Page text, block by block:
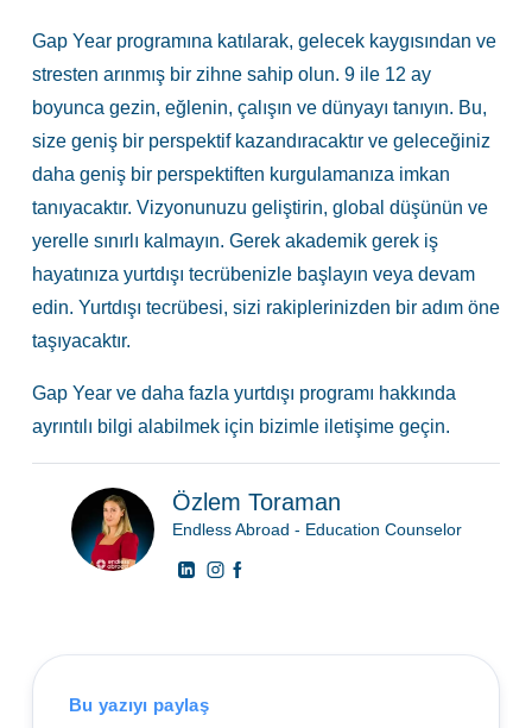
Gap Year programına katılarak, gelecek kaygısından ve
stresten arınmış bir zihne sahip olun. 9 ile 12 ay
boyunca gezin, eğlenin, çalışın ve dünyayı tanıyın. Bu,
size geniş bir perspektif kazandıracaktır ve geleceğiniz
daha geniş bir perspektiften kurgulamanıza imkan
tanıyacaktır. Vizyonunuzu geliştirin, global düşünün ve
yerelle sınırlı kalmayın. Gerek akademik gerek iş
hayatınıza yurtdışı tecrübenizle başlayın veya devam
edin. Yurtdışı tecrübesi, sizi rakiplerinizden bir adım öne
taşıyacaktır.
Gap Year ve daha fazla yurtdışı programı hakkında
ayrıntılı bilgi alabilmek için bizimle iletişime geçin.
Özlem Toraman
Endless Abroad - Education Counselor
Bu yazıyı paylaş